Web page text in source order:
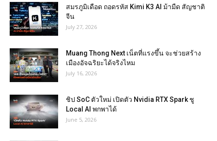
สมรภูมิเดือด ถอดรหัส Kimi K3 AI ม้ามืด สัญชาติ
จีน
July 27, 2026
Muang Thong Next เน็ตที่แรงขึ้น จะช่วยสร้าง
เมืองอัจฉริยะได้จริงไหม
July 16, 2026
ชิป SoC ตัวใหม่ เปิดตัว Nvidia RTX Spark ชู
Local AI พกพาได้
June 5, 2026